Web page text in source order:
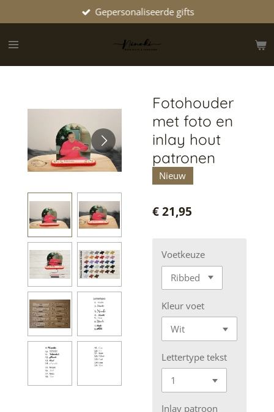
direct
naar
hoofdinhoud
Gepersonaliseerde gifts
Fotohouder
met foto en
inlay hout
patronen
Nieuw
€ 21,95
Voetkeuze
Kleur voet
Lettertype tekst
Inlay patroon